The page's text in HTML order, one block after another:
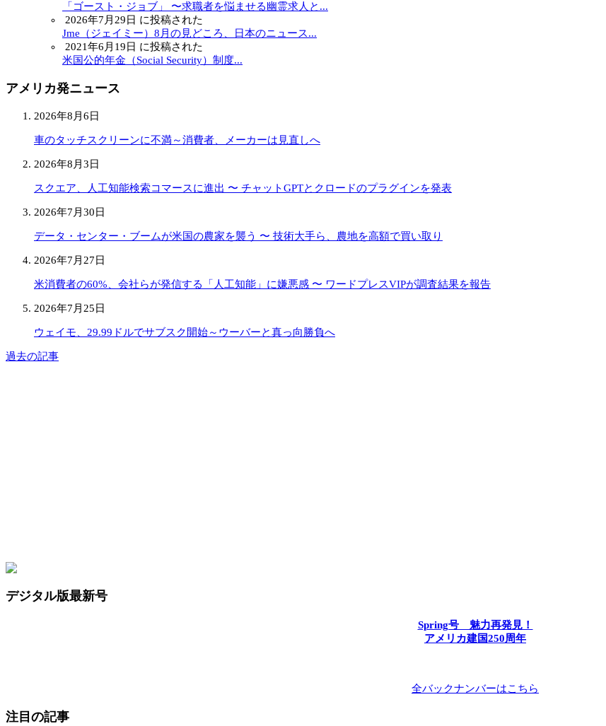
「ゴースト・ジョブ」 〜求職者を悩ませる幽霊求人と...
2026年7月29日 に投稿された
Jme（ジェイミー）8月の見どころ、日本のニュース...
2021年6月19日 に投稿された
米国公的年金（Social Security）制度...
アメリカ発ニュース
2026年8月6日
車のタッチスクリーンに不満～消費者、メーカーは見直しへ
2026年8月3日
スクエア、人工知能検索コマースに進出 〜 チャットGPTとクロードのプラグインを発表
2026年7月30日
データ・センター・ブームが米国の農家を襲う 〜 技術大手ら、農地を高額で買い取り
2026年7月27日
米消費者の60%、会社らが発信する「人工知能」に嫌悪感 〜 ワードプレスVIPが調査結果を報告
2026年7月25日
ウェイモ、29.99ドルでサブスク開始～ウーバーと真っ向勝負へ
過去の記事
デジタル版最新号
Spring号 魅力再発見！
アメリカ建国250周年
全バックナンバーはこちら
注目の記事